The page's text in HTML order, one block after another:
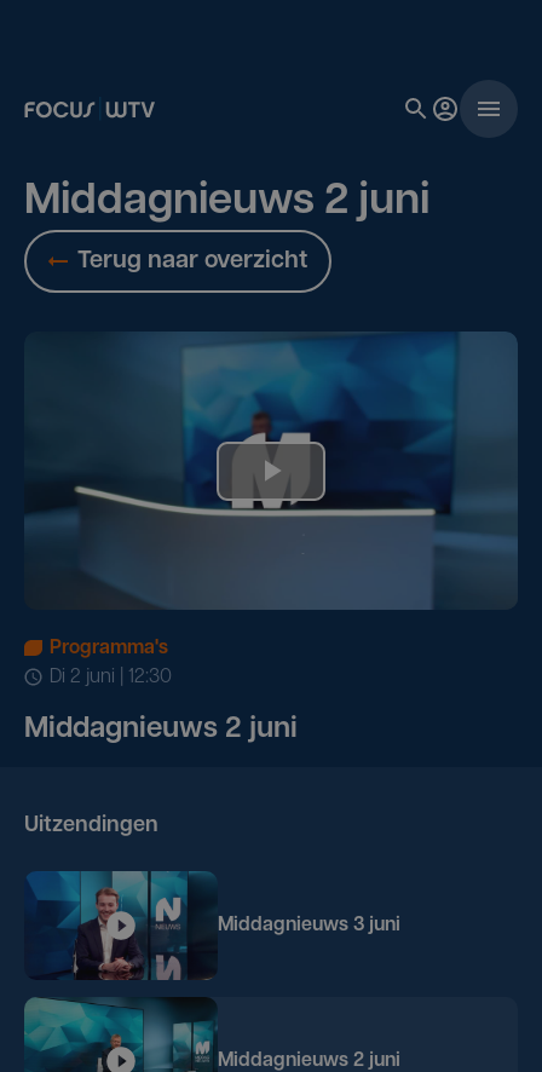
Middagnieuws 2 juni
Terug naar overzicht
Programma's
di 2 juni | 12:30
Middagnieuws 2 juni
Uitzendingen
Middagnieuws 3 juni
Middagnieuws 2 juni